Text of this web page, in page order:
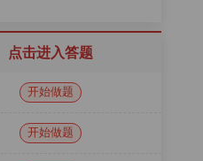
点击进入答题
开始做题
开始做题